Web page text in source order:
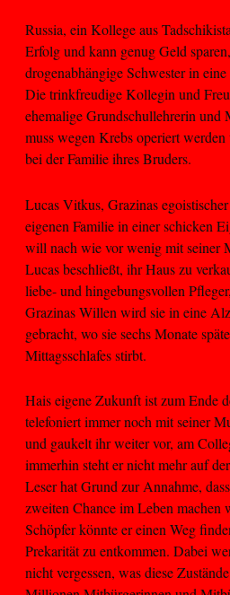
Russia, ein Kollege aus
Erfolg und kann genug Geld
drogenabhängige Schwester in
Die trinkfreudige Kollegin und
ehemalige Grundschullehrerin und
muss wegen Krebs operiert
bei der Familie ihres Bruders.
Lucas Vitkus, Grazinas
eigenen Familie in einer schicken
will nach wie vor wenig mit seiner
Lucas beschließt, ihr Haus zu
liebe- und hingebungsvollen
Grazinas Willen wird sie in eine
gebracht, wo sie sechs Monate
Mittagsschlafes stirbt.
Hais eigene Zukunft ist zum Ende
telefoniert immer noch mit seiner
und gaukelt ihr weiter vor, am
immerhin steht er nicht mehr auf
Leser hat Grund zur Annahme,
zweiten Chance im Leben machen
Schöpfer könnte er einen Weg
Prekarität zu entkommen. Dabei
nicht vergessen, was diese